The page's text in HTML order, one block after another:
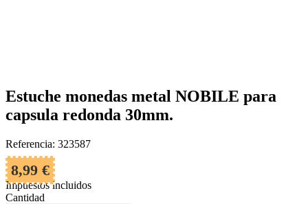
Estuche monedas metal NOBILE para
capsula redonda 30mm.
Referencia: 323587
8,99 €
Impuestos incluidos
Cantidad